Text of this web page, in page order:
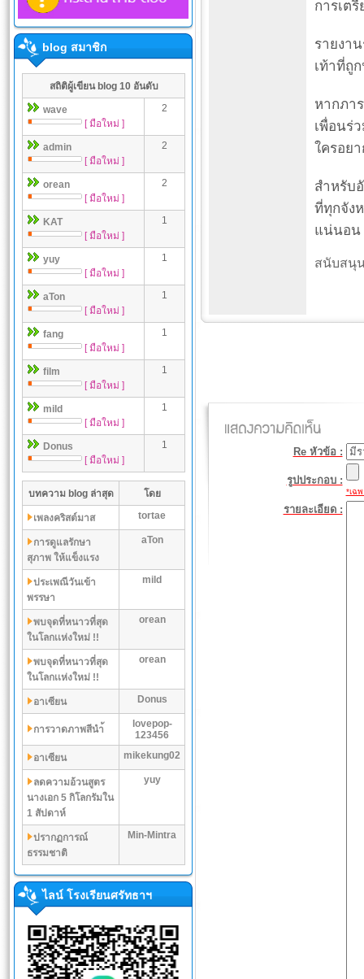
blog สมาชิก
สถิติผู้เขียน blog 10 อันดับ
wave
[ มือใหม่ ]
2
admin
[ มือใหม่ ]
2
orean
[ มือใหม่ ]
2
KAT
[ มือใหม่ ]
1
yuy
[ มือใหม่ ]
1
aTon
[ มือใหม่ ]
1
fang
[ มือใหม่ ]
1
film
[ มือใหม่ ]
1
mild
[ มือใหม่ ]
1
Donus
[ มือใหม่ ]
1
บทความ blog ล่าสุด โดย
เพลงคริสต์มาส tortae
การดูแลรักษา
สุภาพ ให้แข็งแรง
aTon
ประเพณีวันเข้า
พรรษา
mild
พบจุดที่หนาวที่สุด
ในโลกเเห่งใหม่ !!
orean
พบจุดที่หนาวที่สุด
ในโลกเเห่งใหม่ !!
orean
อาเซียน Donus
การวาดภาพสีนำ้
lovepop-
123456
อาเซียน
mikekung02
ลดความอ้วนสูตร
นางเอก 5 กิโลกรัมใน
1 สัปดาห์
yuy
ปรากฏการณ์
ธรรมชาติ
Min-Mintra
ไลน์ โรงเรียนศรัทธาฯ
การเต
รายงา
เท้าที่ถู
หากภา
เพื่อนร่
ใครอย
สำหรับ
ที่ทุกจัง
แน่นอน
สนับสนุ
Re หัวข้อ :
รูปประกอบ :
*เฉ
รายละเอียด :